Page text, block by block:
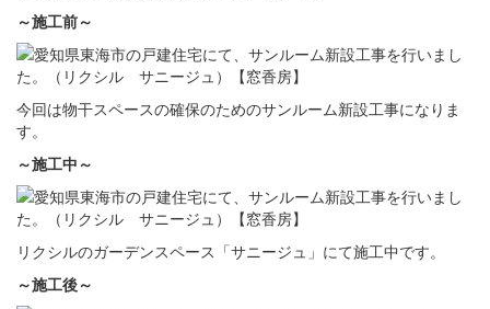
～施工前～
今回は物干スペースの確保のためのサンルーム新設工事になりま
す。
～施工中～
リクシルのガーデンスペース「サニージュ」にて施工中です。
～施工後～